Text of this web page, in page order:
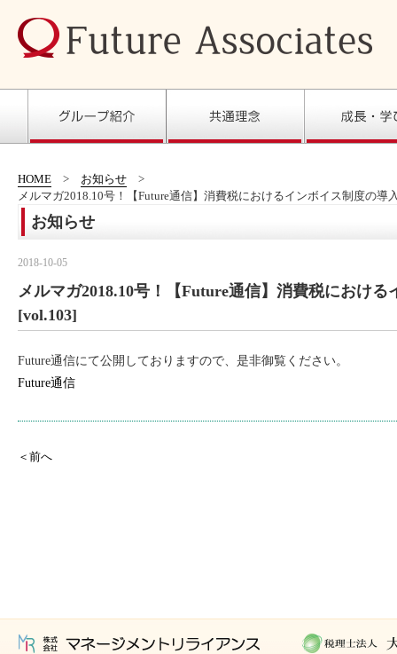
HOME
お知らせ
メルマガ2018.10号！【Future通信】消費税におけるインボイス制度の導
お知らせ
2018-10-05
メルマガ2018.10号！【Future通信】消費税における
[vol.103]
Future通信にて公開しておりますので、是非御覧ください。
Future通信
＜前へ